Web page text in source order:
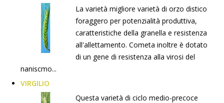
La varietà migliore varietà di orzo distico
foraggero per potenzialità produttiva,
caratteristiche della granella e resistenza
all'allettamento. Cometa inoltre è dotato
di un gene di resistenza alla virosi del
naniscmo...
VIRGILIO
Questa varietà di ciclo medio-precoce